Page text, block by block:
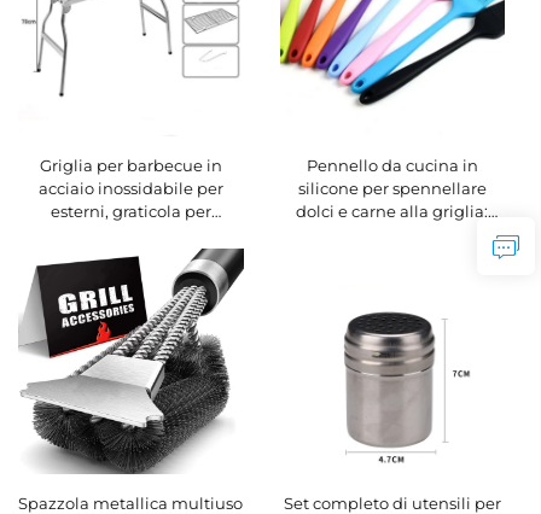
Griglia per barbecue in
acciaio inossidabile per
esterni, graticola per
domestico, griglia per
barbecue a carbone per
esterni, attrezzatura per
barbecue all’aperto, cottura
al carbone
Pennello da cucina in
silicone per spennellare
dolci e carne alla griglia:
dolci e prodotti da forno
Spazzola metallica multiuso
Set completo di utensili per